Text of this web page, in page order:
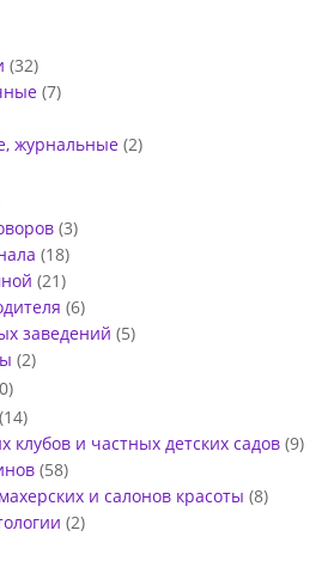
(32)
(7)
журнальные (2)
(3)
(18)
(21)
(6)
заведений (5)
(2)
(14)
клубов и частных детских садов (9)
(58)
и салонов красоты (8)
(2)